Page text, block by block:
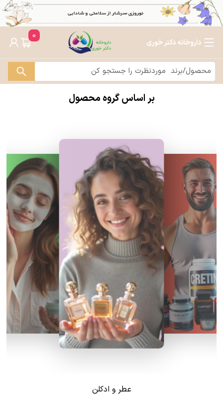
داروخانه دکتر خوری
0
بر اساس گروه محصول
عطر و ادکلن